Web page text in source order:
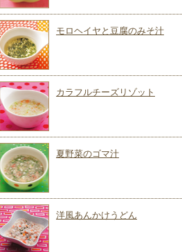
モロヘイヤと豆腐のみそ汁
カラフルチーズリゾット
夏野菜のゴマ汁
洋風あんかけうどん